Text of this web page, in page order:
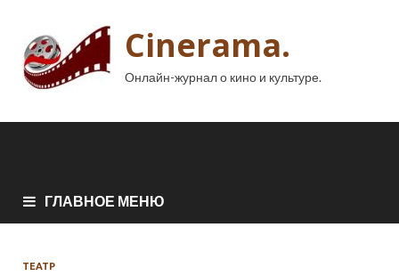
Cinerama.
Онлайн-журнал о кино и культуре.
ГЛАВНОЕ МЕНЮ
ТЕАТР